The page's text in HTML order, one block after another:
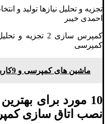
تجزیه و تحلیل نیازها تولید و
احمدی خیبر
کمپرس سازی 2
کمپرسی
ماشین های کمپرسی و 9کاربرد مهم آن‌ها در صنعت!
10 مورد برای
نصب اتاق سازی